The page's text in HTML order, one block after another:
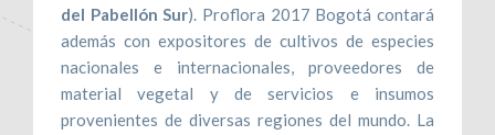
del Pabellón Sur). Proflora 2017 Bogotá contará
además con expositores de cultivos de especies
nacionales e internacionales, proveedores de
material vegetal y de servicios e insumos
provenientes de diversas regiones del mundo. La